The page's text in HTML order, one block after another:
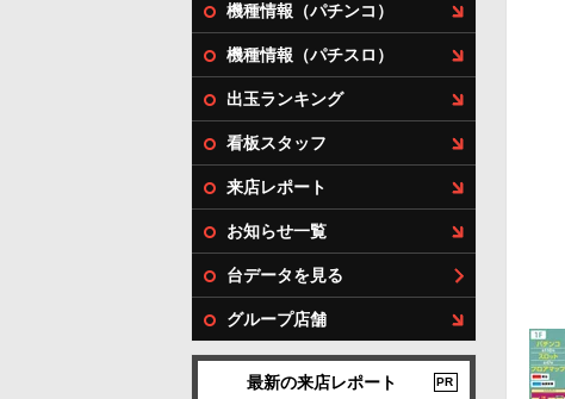
機種情報（パチンコ）
機種情報（パチスロ）
出玉ランキング
看板スタッフ
来店レポート
お知らせ一覧
台データを見る
グループ店舗
最新の来店レポート PR